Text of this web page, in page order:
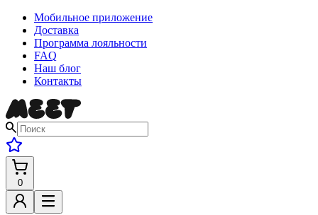
Мобильное приложение
Доставка
Программа лояльности
FAQ
Наш блог
Контакты
0